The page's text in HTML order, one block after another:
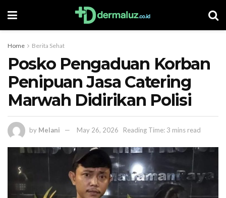
Home Berita Sehat
Posko Pengaduan Korban
Penipuan Jasa Catering
Marwah Didirikan Polisi
by Melani May 26, 2026 Reading Time: 3 mins read